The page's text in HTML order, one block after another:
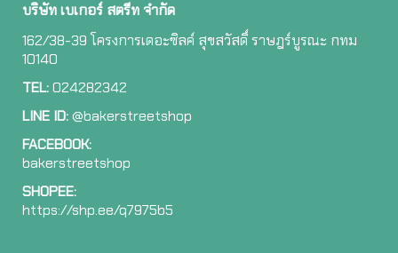
บริษัท เบเกอร์ สตรีท จำกัด
162/38-39 โครงการเดอะซิลค์ สุขสวัสดิ์ ราษฎร์บูรณะ กทม
10140
TEL:024282342
LINE ID:@bakerstreetshop
FACEBOOK:
bakerstreetshop
SHOPEE:
https://shp.ee/q7975b5